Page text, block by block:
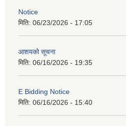
Notice
मिति: 06/23/2026 - 17:05
आशयको सूचना
मिति: 06/16/2026 - 19:35
E Bidding Notice
मिति: 06/16/2026 - 15:40